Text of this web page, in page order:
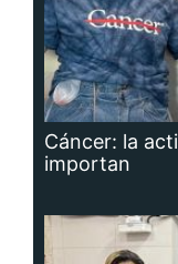
Cáncer: la
importan